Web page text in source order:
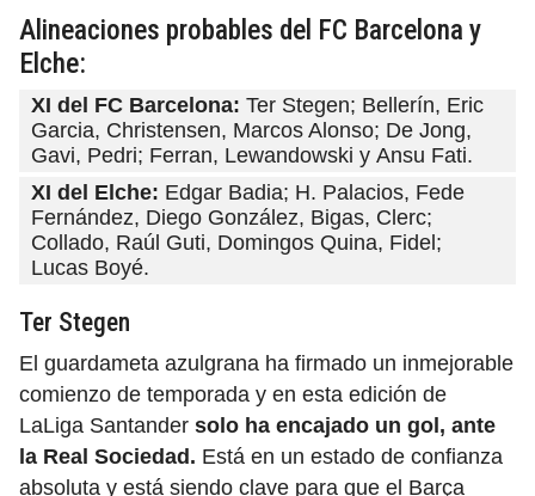
Alineaciones probables del FC Barcelona y
Elche:
XI del FC Barcelona: Ter Stegen; Bellerín, Eric
Garcia, Christensen, Marcos Alonso; De Jong,
Gavi, Pedri; Ferran, Lewandowski y Ansu Fati.
XI del Elche: Edgar Badia; H. Palacios, Fede
Fernández, Diego González, Bigas, Clerc;
Collado, Raúl Guti, Domingos Quina, Fidel;
Lucas Boyé.
Ter Stegen
El guardameta azulgrana ha firmado un inmejorable
comienzo de temporada y en esta edición de
LaLiga Santander solo ha encajado un gol, ante
la Real Sociedad. Está en un estado de confianza
absoluta y está siendo clave para que el Barça